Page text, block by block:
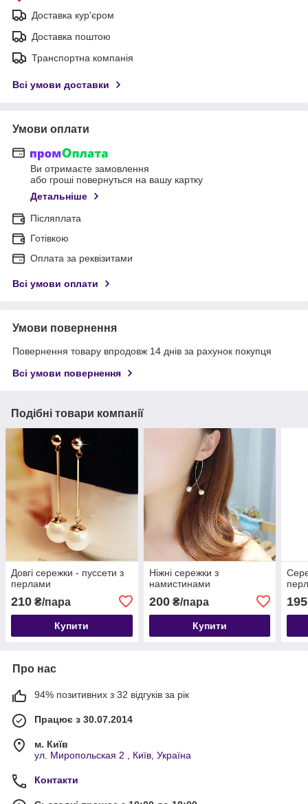
Доставка кур'єром
Доставка поштою
Транспортна компанія
Всі умови доставки
Умови оплати
Ви отримаєте замовлення
або гроші повернуться на вашу картку
Детальніше
Післяплата
Готівкою
Оплата за реквізитами
Всі умови оплати
Умови повернення
Повернення товару впродовж 14 днів за рахунок покупця
Всі умови повернення
Подібні товари компанії
Довгі сережки - пуссети з
перлами
210 ₴/пара
Купити
Ніжні сережки з
намистинами
200₴/пара
Купити
195
Про нас
94% позитивних з 32 відгуків за рік
Працює з 30.07.2014
м. Київ
ул. Миропольская 2 , Київ, Україна
Контакти